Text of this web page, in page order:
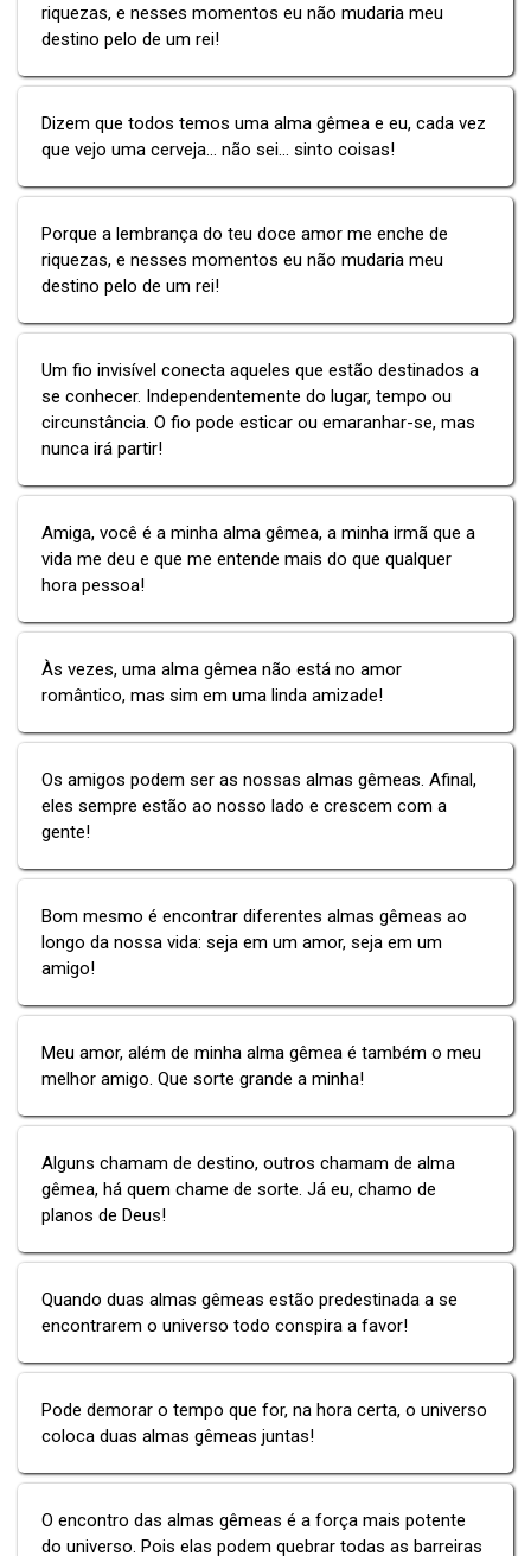
riquezas, e nesses momentos eu não mudaria meu
destino pelo de um rei!
Dizem que todos temos uma alma gêmea e eu, cada vez
que vejo uma cerveja... não sei... sinto coisas!
Porque a lembrança do teu doce amor me enche de
riquezas, e nesses momentos eu não mudaria meu
destino pelo de um rei!
Um fio invisível conecta aqueles que estão destinados a
se conhecer. Independentemente do lugar, tempo ou
circunstância. O fio pode esticar ou emaranhar-se, mas
nunca irá partir!
Amiga, você é a minha alma gêmea, a minha irmã que a
vida me deu e que me entende mais do que qualquer
hora pessoa!
Às vezes, uma alma gêmea não está no amor
romântico, mas sim em uma linda amizade!
Os amigos podem ser as nossas almas gêmeas. Afinal,
eles sempre estão ao nosso lado e crescem com a
gente!
Bom mesmo é encontrar diferentes almas gêmeas ao
longo da nossa vida: seja em um amor, seja em um
amigo!
Meu amor, além de minha alma gêmea é também o meu
melhor amigo. Que sorte grande a minha!
Alguns chamam de destino, outros chamam de alma
gêmea, há quem chame de sorte. Já eu, chamo de
planos de Deus!
Quando duas almas gêmeas estão predestinada a se
encontrarem o universo todo conspira a favor!
Pode demorar o tempo que for, na hora certa, o universo
coloca duas almas gêmeas juntas!
O encontro das almas gêmeas é a força mais potente
do universo. Pois elas podem quebrar todas as barreiras